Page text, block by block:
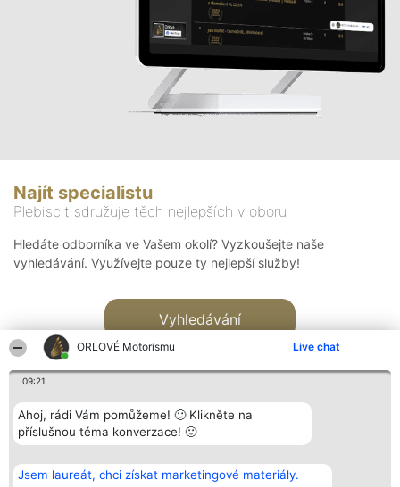
ORLOVÉ Motorismu Live chat
09:21
Ahoj, rádi Vám pomůžeme! 🙂 Klikněte na
příslušnou téma konverzace! 🙂
Jsem laureát, chci získat marketingové materiály.
Najít specialistu
Plebiscit sdružuje těch nejlepších v oboru
Hledáte odborníka ve Vašem okolí? Vyzkoušejte naše
vyhledávání. Využívejte pouze ty nejlepší služby!
Vyhledávání
Bright Side Solutions sp. z o.
o. sp. k.
Vítězové
Seznam všech
Kontakt